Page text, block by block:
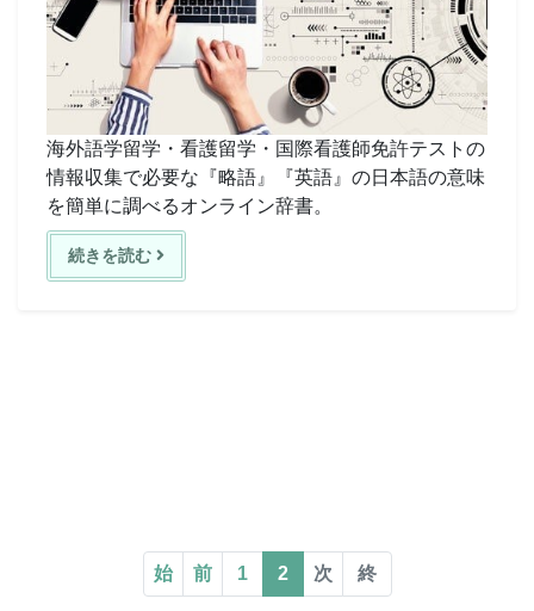
海外語学留学・看護留学・国際看護師免許テストの
情報収集で必要な『略語』『英語』の日本語の意味
を簡単に調べるオンライン辞書。
続きを読む
始 前 1 2 次 終